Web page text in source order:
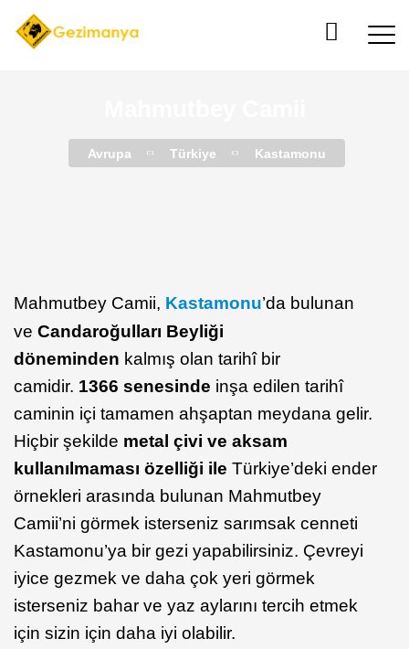
Avrupa Türkiye Kastamonu
Mahmutbey Camii, Kastamonu’da bulunan
ve Candaroğulları Beyliği
döneminden kalmış olan tarihî bir
camidir. 1366 senesinde inşa edilen tarihî
caminin içi tamamen ahşaptan meydana gelir.
Hiçbir şekilde metal çivi ve aksam
kullanılmaması özelliği ile Türkiye’deki ender
örnekleri arasında bulunan Mahmutbey
Camii’ni görmek isterseniz sarımsak cenneti
Kastamonu’ya bir gezi yapabilirsiniz. Çevreyi
iyice gezmek ve daha çok yeri görmek
isterseniz bahar ve yaz aylarını tercih etmek
için sizin için daha iyi olabilir.